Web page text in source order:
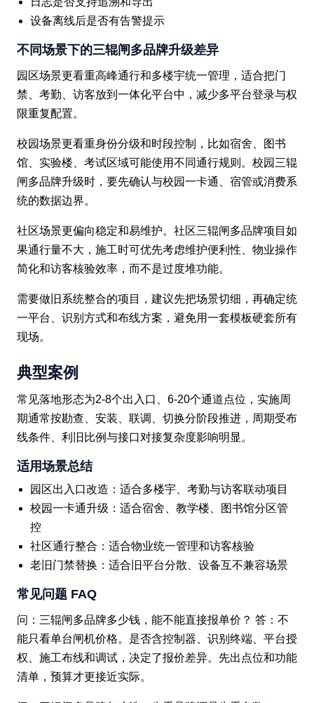
设备离线后是否有告警提示
不同场景下的三辊闸多品牌升级差异
园区场景更看重高峰通行和多楼宇统一管理，适合把门
禁、考勤、访客放到一体化平台中，减少多平台登录与权
限重复配置。
校园场景更看重身份分级和时段控制，比如宿舍、图书
馆、实验楼、考试区域可能使用不同通行规则。校园三辊
闸多品牌升级时，要先确认与校园一卡通、宿管或消费系
统的数据边界。
社区场景更偏向稳定和易维护。社区三辊闸多品牌项目如
果通行量不大，施工时可优先考虑维护便利性、物业操作
简化和访客核验效率，而不是过度堆功能。
需要做旧系统整合的项目，建议先把场景切细，再确定统
一平台、识别方式和布线方案，避免用一套模板硬套所有
现场。
典型案例
常见落地形态为2-8个出入口、6-20个通道点位，实施周
期通常按勘查、安装、联调、切换分阶段推进，周期受布
线条件、利旧比例与接口对接复杂度影响明显。
适用场景总结
园区出入口改造：适合多楼宇、考勤与访客联动项目
校园一卡通升级：适合宿舍、教学楼、图书馆分区管
控
社区通行整合：适合物业统一管理和访客核验
老旧门禁替换：适合旧平台分散、设备互不兼容场景
常见问题 FAQ
问：三辊闸多品牌多少钱，能不能直接报单价？ 答：不
能只看单台闸机价格。是否含控制器、识别终端、平台授
权、施工布线和调试，决定了报价差异。先出点位和功能
清单，预算才更接近实际。